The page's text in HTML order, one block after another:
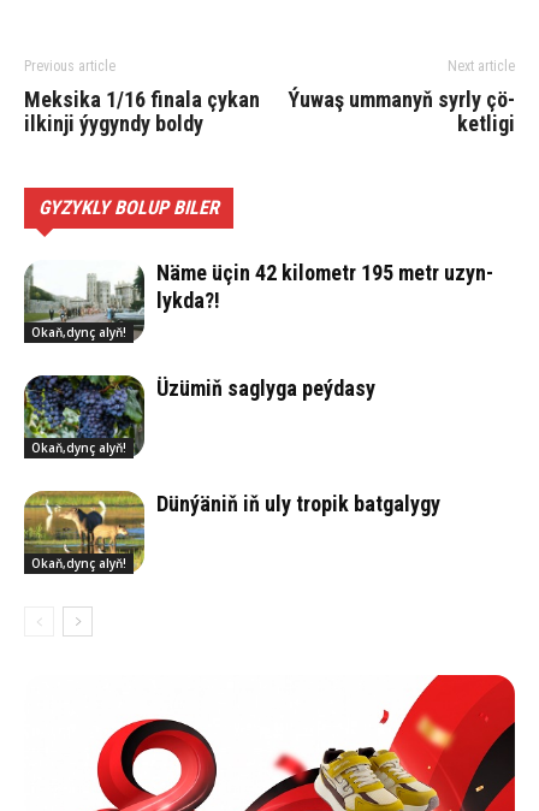
Previous article
Meksika 1/16 finala çykan
ilkinji ýygyndy boldy
Next article
Ýu­waş um­ma­­nyň syr­ly çö­
ket­li­gi
GYZYKLY BOLUP BILER
Okaň,dynç alyň!
Nä­me üçin 42 ki­lo­metr 195 metr uzyn­
lyk­da?!
Okaň,dynç alyň!
Üzü­miň sag­ly­ga peý­da­sy
Okaň,dynç alyň!
Dün­ýä­niň iň uly tro­pik bat­ga­ly­gy